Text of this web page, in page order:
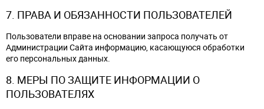
7. ПРАВА И ОБЯЗАННОСТИ ПОЛЬЗОВАТЕЛЕЙ
Пользователи вправе на основании запроса получать от
Администрации Сайта информацию, касающуюся обработки
его персональных данных.
8. МЕРЫ ПО ЗАЩИТЕ ИНФОРМАЦИИ О
ПОЛЬЗОВАТЕЛЯХ